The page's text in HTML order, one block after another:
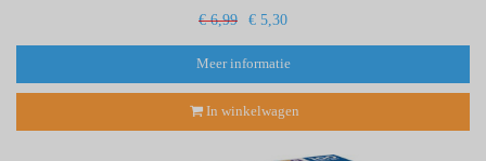
€ 6,99 € 5,30
Meer informatie
In winkelwagen